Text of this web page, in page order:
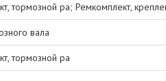
тормозной ра; Ремкомплект,
вала
тормозной ра